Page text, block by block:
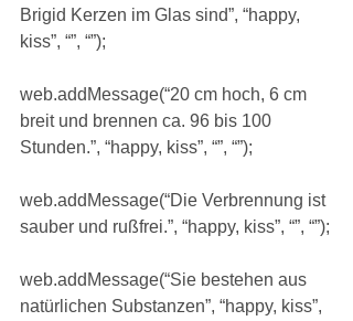
Brigid Kerzen im Glas sind”, “happy,
kiss”, “”, “”);
web.addMessage(“20 cm hoch, 6 cm
breit und brennen ca. 96 bis 100
Stunden.”, “happy, kiss”, “”, “”);
web.addMessage(“Die Verbrennung ist
sauber und rußfrei.”, “happy, kiss”, “”, “”);
web.addMessage(“Sie bestehen aus
natürlichen Substanzen”, “happy, kiss”,